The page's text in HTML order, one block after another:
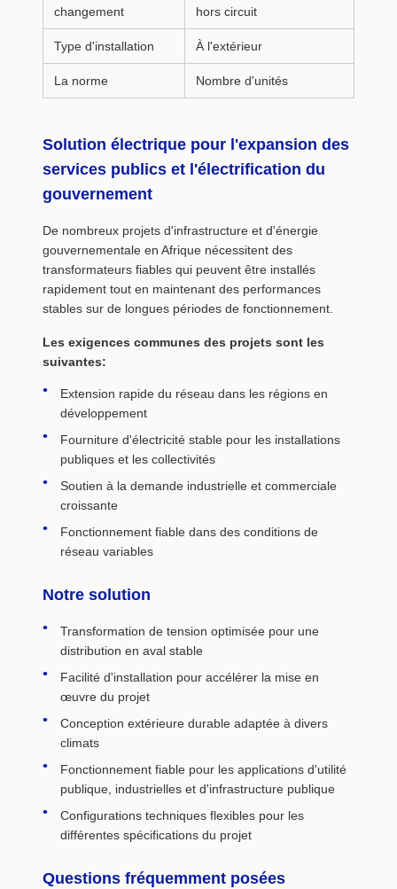
changement
hors circuit
Type d'installation À l'extérieur
La norme Nombre d'unités
Solution électrique pour l'expansion des
services publics et l'électrification du
gouvernement
De nombreux projets d'infrastructure et d'énergie
gouvernementale en Afrique nécessitent des
transformateurs fiables qui peuvent être installés
rapidement tout en maintenant des performances
stables sur de longues périodes de fonctionnement.
Les exigences communes des projets sont les
suivantes:
Extension rapide du réseau dans les régions en
développement
Fourniture d'électricité stable pour les installations
publiques et les collectivités
Soutien à la demande industrielle et commerciale
croissante
Fonctionnement fiable dans des conditions de
réseau variables
Notre solution
Transformation de tension optimisée pour une
distribution en aval stable
Facilité d'installation pour accélérer la mise en
œuvre du projet
Conception extérieure durable adaptée à divers
climats
Fonctionnement fiable pour les applications d'utilité
publique, industrielles et d'infrastructure publique
Configurations techniques flexibles pour les
différentes spécifications du projet
Questions fréquemment posées